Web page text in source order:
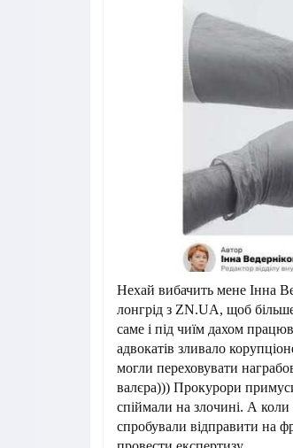
Нехай вибачить мене Інна
лонгрід з ZN.UA, щоб
саме і під чиїм дахом
адвокатів зливало
могли переховувати
валєра))) Прокурори
спіймали на злочині. А
спробували відправити на